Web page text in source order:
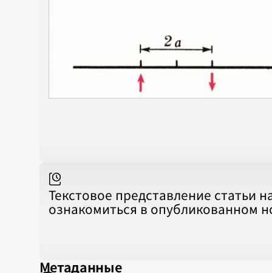
Текстовое представление статьи
ознакомиться в опубликованном
Метаданные